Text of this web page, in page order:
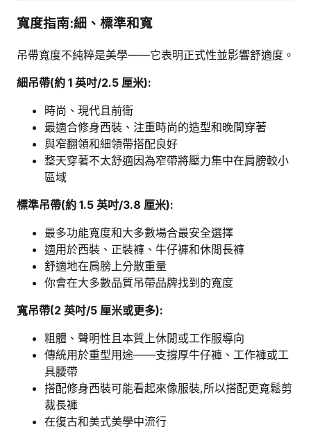
寬度指南:細、標準和寬
吊帶寬度不純粹是美學——它表明正式性並影響舒適度。
細吊帶(約 1 英吋/2.5 厘米):
時尚、現代且前衛
最適合修身西裝、注重時尚的造型和晚間穿著
與窄翻領和細領帶搭配良好
整天穿著不太舒適因為窄帶將壓力集中在肩膀較小
區域
標準吊帶(約 1.5 英吋/3.8 厘米):
最多功能寬度和大多數場合最安全選擇
適用於西裝、正裝褲、牛仔褲和休閒長褲
舒適地在肩膀上分散重量
你會在大多數品質吊帶品牌找到的寬度
寬吊帶(2 英吋/5 厘米或更多):
粗體、聲明性且本質上休閒或工作服導向
傳統用於重型用途——支撐厚牛仔褲、工作褲或工
具腰帶
搭配修身西裝可能看起來像服裝,所以搭配更寬鬆剪
裁長褲
在復古和美式美學中流行